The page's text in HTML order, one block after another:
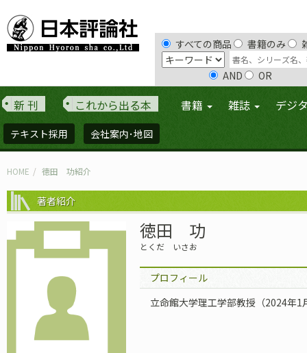
すべての商品 書籍のみ
AND OR
新 刊 これから出る本 書籍 雑誌 デジ
テキスト採用 会社案内･地図
HOME 徳田 功紹介
著者紹介
徳田 功
とくだ いさお
プロフィール
立命館大学理工学部教授（2024年1